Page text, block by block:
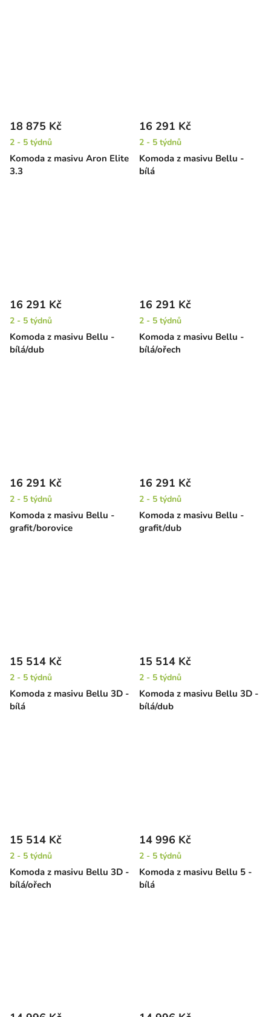
Komoda z masivu Aron Elite
3.3
18 875 Kč
2 - 5 týdnů
Komoda z masivu Bellu -
bílá
16 291 Kč
2 - 5 týdnů
Komoda z masivu Bellu -
bílá/dub
16 291 Kč
2 - 5 týdnů
Komoda z masivu Bellu -
bílá/ořech
16 291 Kč
2 - 5 týdnů
Komoda z masivu Bellu -
grafit/borovice
16 291 Kč
2 - 5 týdnů
Komoda z masivu Bellu -
grafit/dub
16 291 Kč
2 - 5 týdnů
Komoda z masivu Bellu 3D -
bílá
15 514 Kč
2 - 5 týdnů
Komoda z masivu Bellu 3D -
bílá/dub
15 514 Kč
2 - 5 týdnů
Komoda z masivu Bellu 3D -
bílá/ořech
15 514 Kč
2 - 5 týdnů
Komoda z masivu Bellu 5 -
bílá
14 996 Kč
2 - 5 týdnů